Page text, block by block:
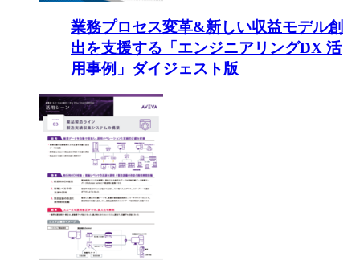
業務プロセス変革&新しい収益モデル創
出を支援する「エンジニアリングDX 活
用事例」ダイジェスト版